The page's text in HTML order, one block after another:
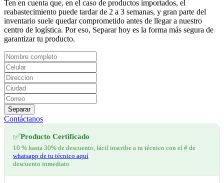
Ten en cuenta que, en el caso de productos importados, el
reabastecimiento puede tardar de 2 a 3 semanas, y gran parte del
inventario suele quedar comprometido antes de llegar a nuestro
centro de logística. Por eso, Separar hoy es la forma más segura de
garantizar tu producto.
Separar
Contáctanos
✅Producto Certificado
10 % hasta 30% de descuento, fácil inscribe a tu técnico con el # de
whatsapp de tu técnico aquí
descuento inmediato